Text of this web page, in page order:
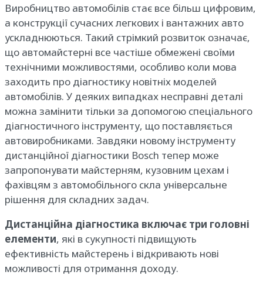
Виробництво автомобілів стає все більш цифровим,
а конструкції сучасних легкових і вантажних авто
ускладнюються. Такий стрімкий розвиток означає,
що автомайстерні все частіше обмежені своїми
технічними можливостями, особливо коли мова
заходить про діагностику новітніх моделей
автомобілів. У деяких випадках несправні деталі
можна замінити тільки за допомогою спеціального
діагностичного інструменту, що поставляється
автовиробниками. Завдяки новому інструменту
дистанційної діагностики Bosch тепер може
запропонувати майстерням, кузовним цехам і
фахівцям з автомобільного скла універсальне
рішення для складних задач.
Дистанційна діагностика включає три головні
елементи, які в сукупності підвищують
ефективність майстерень і відкривають нові
можливості для отримання доходу.